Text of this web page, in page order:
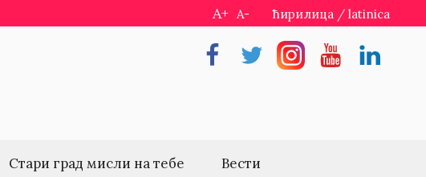
A+ A- ћирилица / latinica
FacebookTwitterInstragramYoutubeLinkedin
Стари град мисли на тебе Вести